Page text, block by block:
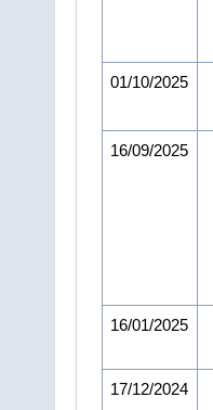
01/10/2025
16/09/2025
16/01/2025
17/12/2024